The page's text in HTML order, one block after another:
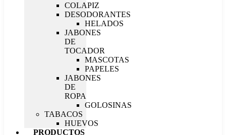
COLAPIZ
DESODORANTES
HELADOS
JABONES
DE
TOCADOR
MASCOTAS
PAPELES
JABONES
DE
ROPA
GOLOSINAS
TABACOS
HUEVOS
PRODUCTOS